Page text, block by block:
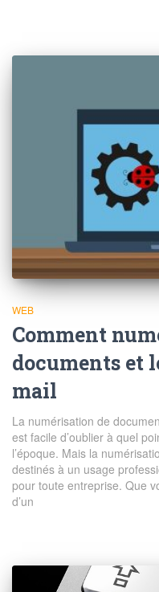
WEB
Comment
documents et
mail
La numérisation de
est facile d’oublier à quel
l’époque. Mais la
destinés à un usage
pour toute entreprise. Que
d’un